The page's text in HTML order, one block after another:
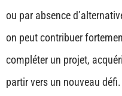
ou par absence
on peut contribuer
compléter un projet,
partir vers un nouveau défi.